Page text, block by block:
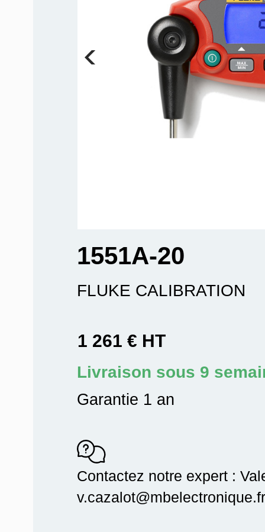
1551A-20
FLUKE CALIBRATION
1 261 € HT
Livraison sous 9
Garantie 1 an
Contactez notre expert :